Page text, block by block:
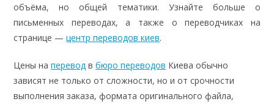
объёма, но общей тематики. Узнайте больше о
письменных переводах, а также о переводчиках на
странице —центр переводов киев.
Цены наперевод вбюро переводов Киева обычно
зависят не только от сложности, но и от срочности
выполнения заказа, формата оригинального файла,